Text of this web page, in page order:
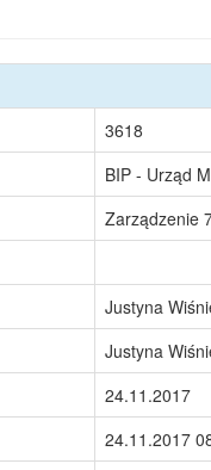
3618
BIP - Urząd
Zarządzenie
Justyna
Justyna
24.11.2017
24.11.2017